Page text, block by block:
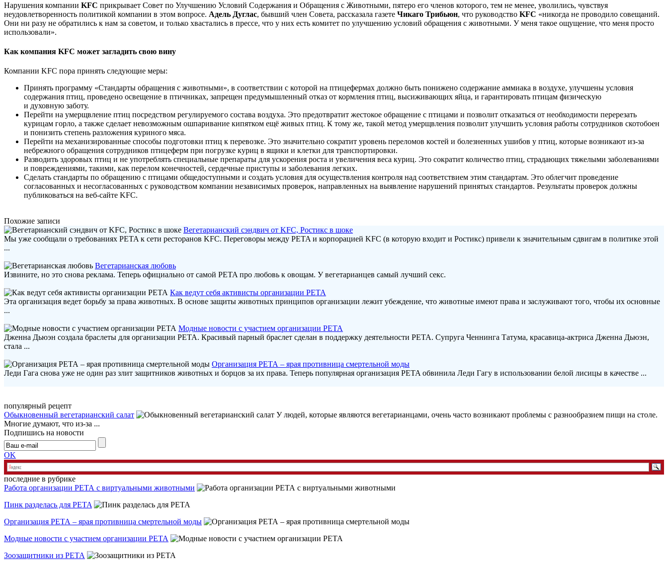
Нарушения компании KFC прикрывает Совет по Улучшению Условий Содержания и Обращения с Животными, пятеро его членов которого, тем не менее, уволились, чувствуя
неудовлетворенность политикой компании в этом вопросе. Адель Дуглас, бывший член Совета, рассказала газете Чикаго Трибьюн, что руководство KFC «никогда не проводило совещаний.
Они ни разу не обратились к нам за советом, и только хвастались в прессе, что у них есть комитет по улучшению условий обращения с животными. У меня такое ощущение, что меня просто
использовали».
Как компания KFC может загладить свою вину
Компании KFC пора принять следующие меры:
Принять программу «Стандарты обращения с животными», в соответствии с которой на птицефермах должно быть понижено содержание аммиака в воздухе, улучшены условия
содержания птиц, проведено освещение в птичниках, запрещен предумышленный отказ от кормления птиц, высиживающих яйца, и гарантировать птицам физическую
и духовную заботу.
Перейти на умерщвление птиц посредством регулируемого состава воздуха. Это предотвратит жестокое обращение с птицами и позволит отказаться от необходимости перерезать
курицам горло, а также сделает невозможным ошпаривание кипятком ещё живых птиц. К тому же, такой метод умерщвления позволит улучшить условия работы сотрудников скотобоен
и понизить степень разложения куриного мяса.
Перейти на механизированные способы подготовки птиц к перевозке. Это значительно сократит уровень переломов костей и болезненных ушибов у птиц, которые возникают из-за
небрежного обращения сотрудников птицеферм при погрузке куриц в ящики и клетки для транспортировки.
Разводить здоровых птиц и не употреблять специальные препараты для ускорения роста и увеличения веса куриц. Это сократит количество птиц, страдающих тяжелыми заболеваниями
и повреждениями, такими, как перелом конечностей, сердечные приступы и заболевания легких.
Сделать стандарты по обращению с птицами общедоступными и создать условия для осуществления контроля над соответствием этим стандартам. Это облегчит проведение
согласованных и несогласованных с руководством компании независимых проверок, направленных на выявление нарушений принятых стандартов. Результаты проверок должны
публиковаться на веб-сайте KFC.
Похожие записи
Вегетарианский сэндвич от KFC, Ростикс в шоке
Мы уже сообщали о требованиях PETA к сети ресторанов KFC. Переговоры между PETA и корпорацией KFC (в которую входит и Ростикс) привели к значительным сдвигам в политике этой
...
Вегетарианская любовь
Извините, но это снова реклама. Теперь официально от самой PETA про любовь к овощам. У вегетарианцев самый лучший секс.
Как ведут себя активисты организации РЕТА
Эта организация ведет борьбу за права животных. В основе защиты животных принципов организации лежит убеждение, что животные имеют права и заслуживают того, чтобы их основные
...
Модные новости с участием организации РЕТА
Дженна Дьюэн создала браслеты для организации PETA. Красивый парный браслет сделан в поддержку деятельности PETA. Супруга Ченнинга Татума, красавица-актриса Дженна Дьюэн,
стала ...
Организация РЕТА – ярая противница смертельной моды
Леди Гага снова уже не один раз злит защитников животных и борцов за их права. Теперь популярная организация PETA обвинила Леди Гагу в использовании белой лисицы в качестве ...
популярный рецепт
Обыкновенный вегетарианский салат
У людей, которые являются вегетарианцами, очень часто возникают проблемы с разнообразием пищи на столе.
Многие думают, что из-за ...
Подпишись на новости
OK
последние в рубрике
Работа организации РЕТА с виртуальными животными
Пинк разделась для PETA
Организация РЕТА – ярая противница смертельной моды
Модные новости с участием организации РЕТА
Зоозащитники из РЕТА